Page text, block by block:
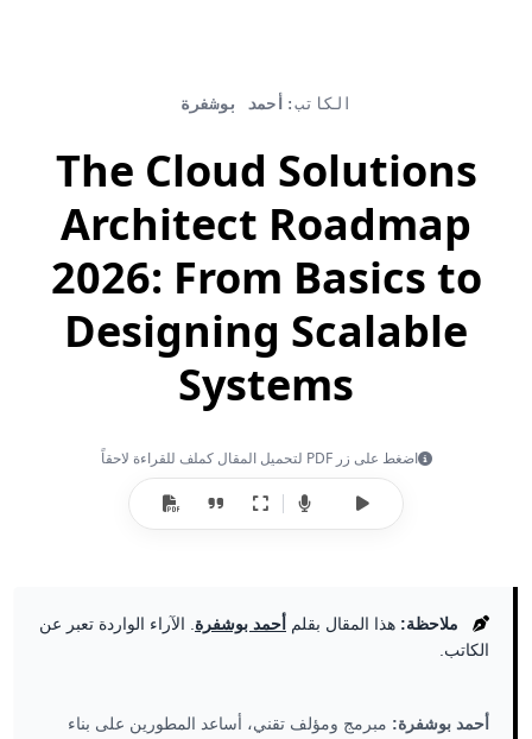
الكاتب: أحمد بوشفرة
The Cloud Solutions
Architect Roadmap
2026: From Basics to
Designing Scalable
Systems
اضغط على زر PDF لتحميل المقال كملف للقراءة لاحقاً
ملاحظة: هذا المقال بقلم أحمد بوشفرة . الآراء الواردة تعبر عن
الكاتب.
أحمد بوشفرة: مبرمج ومؤلف تقني، أساعد المطورين على بناء